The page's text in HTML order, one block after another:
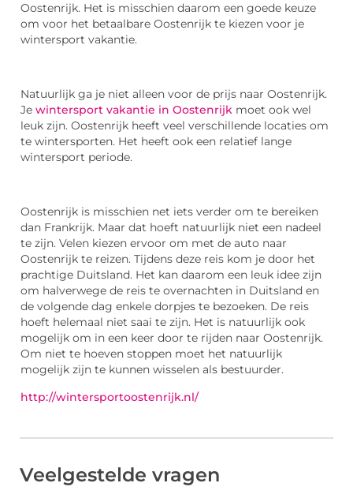
Oostenrijk. Het is misschien daarom een goede keuze
om voor het betaalbare Oostenrijk te kiezen voor je
wintersport vakantie.
Natuurlijk ga je niet alleen voor de prijs naar Oostenrijk.
Je wintersport vakantie in Oostenrijk moet ook wel
leuk zijn. Oostenrijk heeft veel verschillende locaties om
te wintersporten. Het heeft ook een relatief lange
wintersport periode.
Oostenrijk is misschien net iets verder om te bereiken
dan Frankrijk. Maar dat hoeft natuurlijk niet een nadeel
te zijn. Velen kiezen ervoor om met de auto naar
Oostenrijk te reizen. Tijdens deze reis kom je door het
prachtige Duitsland. Het kan daarom een leuk idee zijn
om halverwege de reis te overnachten in Duitsland en
de volgende dag enkele dorpjes te bezoeken. De reis
hoeft helemaal niet saai te zijn. Het is natuurlijk ook
mogelijk om in een keer door te rijden naar Oostenrijk.
Om niet te hoeven stoppen moet het natuurlijk
mogelijk zijn te kunnen wisselen als bestuurder.
http://wintersportoostenrijk.nl/
Veelgestelde vragen